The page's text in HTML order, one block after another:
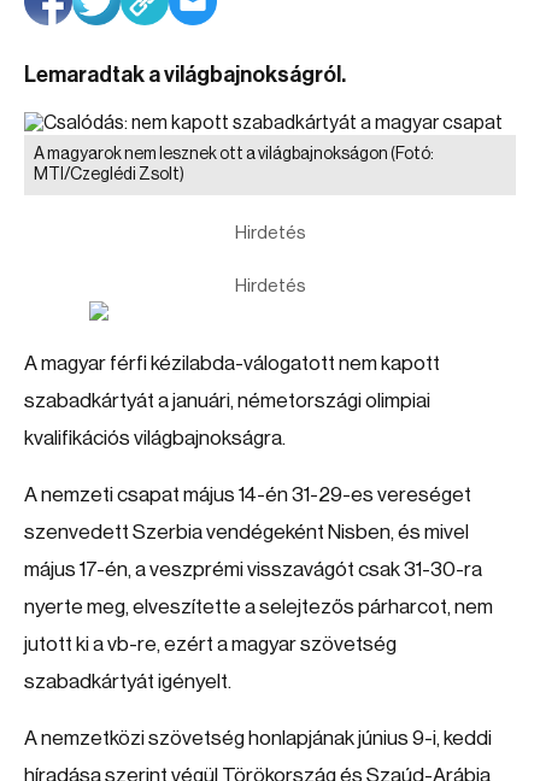
Lemaradtak a világbajnokságról.
A magyarok nem lesznek ott a világbajnokságon (Fotó:
MTI/Czeglédi Zsolt)
Hirdetés
Hirdetés
A magyar férfi kézilabda-válogatott nem kapott
szabadkártyát a januári, németországi olimpiai
kvalifikációs világbajnokságra.
A nemzeti csapat május 14-én 31-29-es vereséget
szenvedett Szerbia vendégeként Nisben, és mivel
május 17-én, a veszprémi visszavágót csak 31-30-ra
nyerte meg, elveszítette a selejtezős párharcot, nem
jutott ki a vb-re, ezért a magyar szövetség
szabadkártyát igényelt.
A nemzetközi szövetség honlapjának június 9-i, keddi
híradása szerint végül Törökország és Szaúd-Arábia